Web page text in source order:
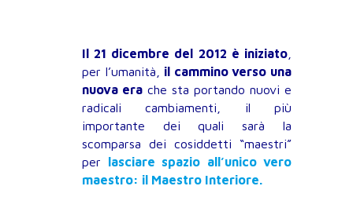
Il 21 dicembre del 2012 è iniziato,
per l’umanità, il cammino verso una
nuova era che sta portando nuovi e
radicali cambiamenti, il più
importante dei quali sarà la
scomparsa dei cosiddetti “maestri”
per
lasciare spazio all’unico vero
maestro: il Maestro Interiore.